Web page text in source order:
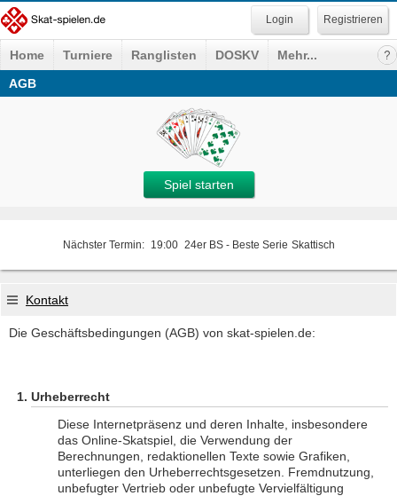
Registrieren
Home Turniere Ranglisten DOSKV
Mehr...
AGB
Spiel starten
Nächster Termin: 19:00 24er BS - Beste Serie Skattisch
Kontakt
Die Geschäftsbedingungen (AGB) von skat-spielen.de:
Urheberrecht
Diese Internetpräsenz und deren Inhalte, insbesondere
das Online-Skatspiel, die Verwendung der
Berechnungen, redaktionellen Texte sowie Grafiken,
unterliegen den Urheberrechtsgesetzen. Fremdnutzung,
unbefugter Vertrieb oder unbefugte Vervielfältigung